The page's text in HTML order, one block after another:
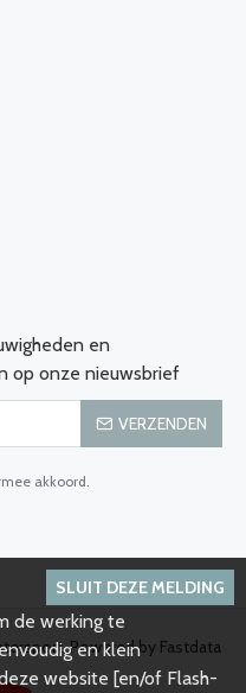
en
op onze nieuwsbrief
VERZENDEN
akkoord.
Powered by Fastdata
SLUIT DEZE MELDING
de werking te
en klein
website [en/of Flash-